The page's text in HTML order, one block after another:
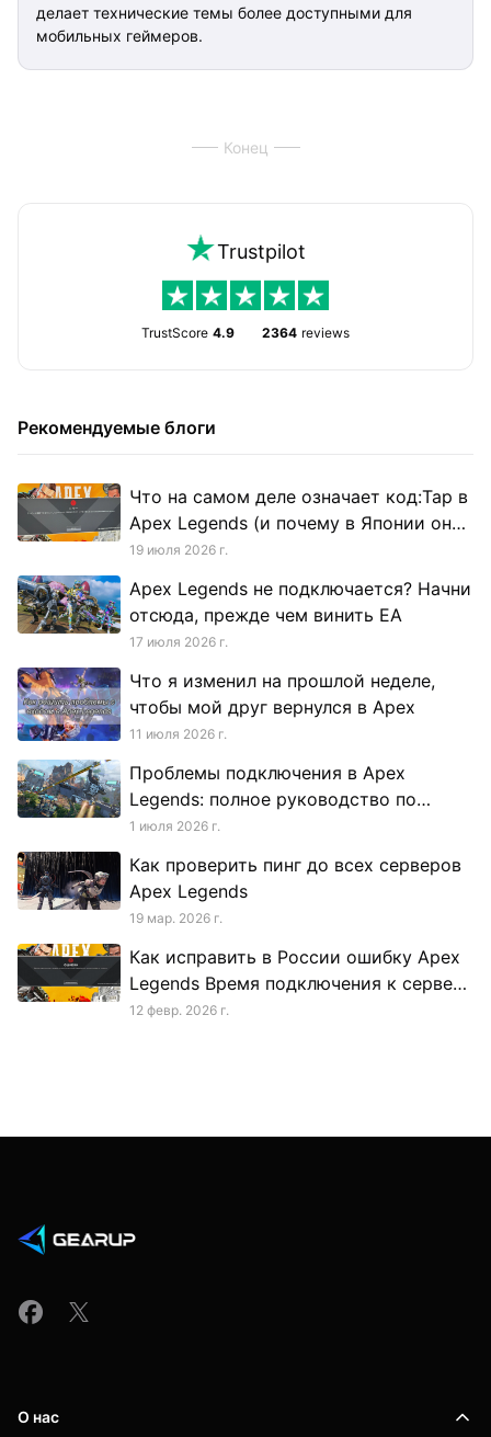
делает технические темы более доступными для
мобильных геймеров.
Конец
Trustpilot
TrustScore 4.9 2364 reviews
Рекомендуемые блоги
Что на самом деле означает код:Tap в
Apex Legends (и почему в Японии он
появляется чаще всего)
19 июля 2026 г.
Apex Legends не подключается? Начни
отсюда, прежде чем винить EA
17 июля 2026 г.
Что я изменил на прошлой неделе,
чтобы мой друг вернулся в Apex
11 июля 2026 г.
Проблемы подключения в Apex
Legends: полное руководство по
устранению неполадок
1 июля 2026 г.
Как проверить пинг до всех серверов
Apex Legends
19 мар. 2026 г.
Как исправить в России ошибку Apex
Legends Время подключения к серверу
истекло
12 февр. 2026 г.
О нас